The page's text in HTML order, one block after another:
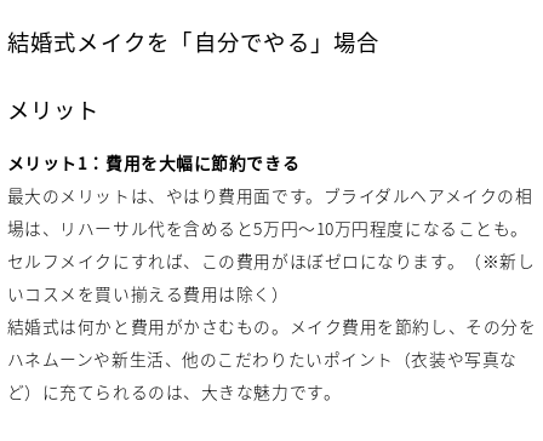
結婚式メイクを「自分でやる」場合
メリット
メリット1：費用を大幅に節約できる
最大のメリットは、やはり費用面です。ブライダルヘアメイクの相
場は、リハーサル代を含めると5万円〜10万円程度になることも。
セルフメイクにすれば、この費用がほぼゼロになります。（※新し
いコスメを買い揃える費用は除く）
結婚式は何かと費用がかさむもの。メイク費用を節約し、その分を
ハネムーンや新生活、他のこだわりたいポイント（衣装や写真な
ど）に充てられるのは、大きな魅力です。